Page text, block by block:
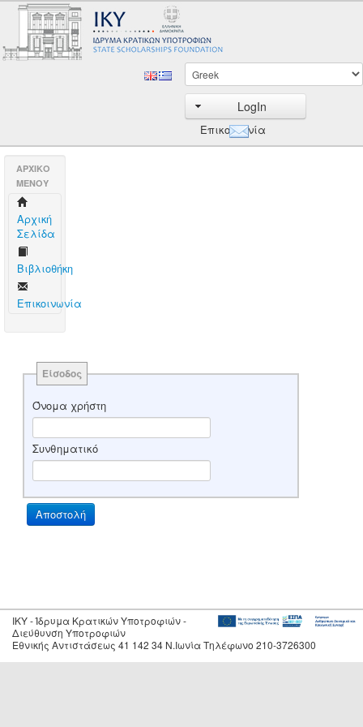
LogIn
Επικοινωνία
AΡΧΙΚΟ
ΜΕΝΟΥ
Aρχική
Σελίδα
Βιβλιοθήκη
Επικοινωνία
Είσοδος
Όνομα χρήστη
Συνθηματικό
IKY - Ίδρυμα Κρατικών Υποτροφιών -
Διεύθυνση Υποτροφιών
Εθνικής Αντιστάσεως 41 142 34 Ν.Ιωνία Τηλέφωνο 210-3726300